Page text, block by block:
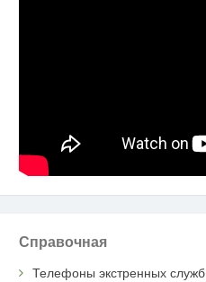
Справочная
Телефоны экстренных служб